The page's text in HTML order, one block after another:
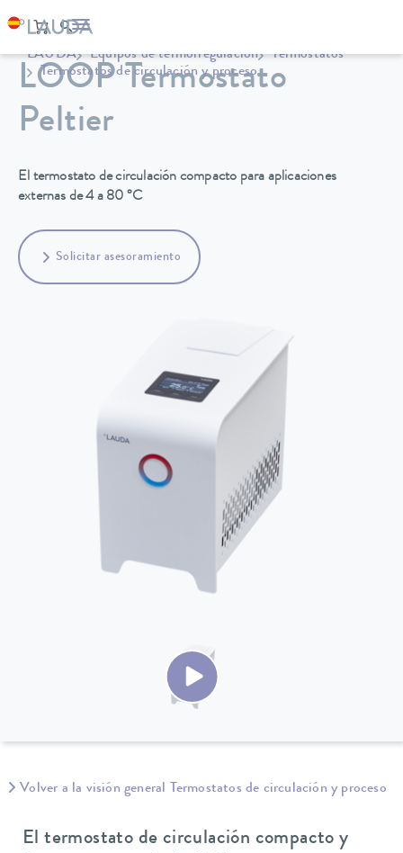
LAUDA Equipos de termorregulación
Termostatos
Termostatos de circulación y proceso
LOOP Termostato
Peltier
El termostato de circulación compacto para aplicaciones
externas de 4 a 80 °C
Solicitar asesoramiento
Volver a la visión general Termostatos de circulación y proceso
El termostato de circulación compacto y